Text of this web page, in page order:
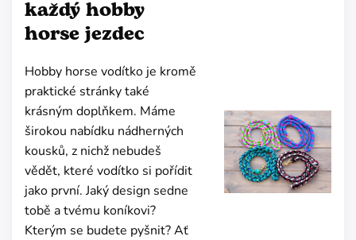
každý hobby
horse jezdec
Hobby horse vodítko je kromě
praktické stránky také
krásným doplňkem. Máme
širokou nabídku nádherných
kousků, z nichž nebudeš
vědět, které vodítko si pořídit
jako první. Jaký design sedne
tobě a tvému koníkovi?
Kterým se budete pyšnit? Ať